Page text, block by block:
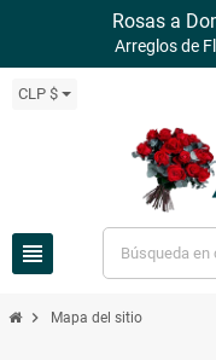
Rosas a
Arreglos de
CLP $
view_headline
chevron_right Mapa del sitio